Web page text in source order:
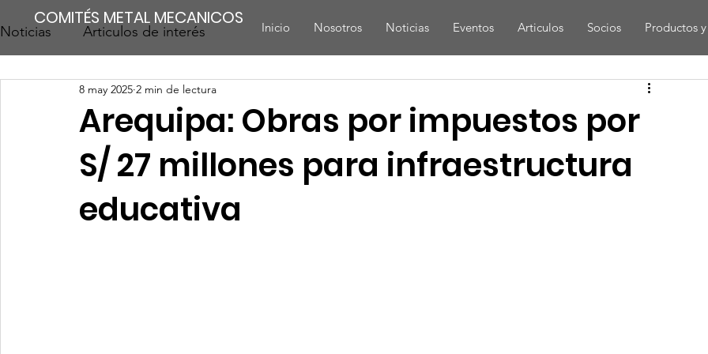
COMITÉS METAL MECANICOS Inicio Nosotros Noticias Eventos Articulos Socios Productos
Noticias Articulos de interés
Arequipa: Obras por impuestos por
S/ 27 millones para infraestructura
educativa
8 may 2025 2 min de lectura